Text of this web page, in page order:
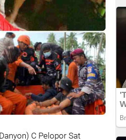
C Pelopor Sat